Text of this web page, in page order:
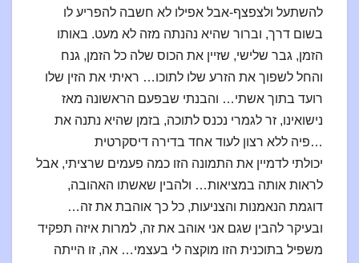
להשתעל ולצפצף-אבל אפילו לא חשבה להפריע לו
בשום דרך, וברור שהיא נהנתה מזה לא מעט. באותו
הזמן, גבר שלישי, שזיין את הכוס שלה כל הזמן, גנח
והחל לשפוך את הזרע שלו לתוכו… ראיתי את הזין שלו
רועד בתוך אשתי… והבנתי שבפעם הראשונה מאז
נישואינו, זר לגמרי נכנס לתוכה, בזמן שהיא נתנה את
פיה ללא רצון לעוד אחד בדירה דיסקרטית…
יכולתי לדמיין את התמונה הזו כמה פעמים שרציתי, אבל
לראות אותה במציאות… ולהבין שאשתו האהובה,
דוגמת הנאמנות והצניעות, כל כך אוהבת את זה…
ובעיקר להבין שגם אני אוהב את זה, למרות איזה תפקיד
משפיל בתוכנית הזו מוקצה לי בעצמי… אה, זו הייתה